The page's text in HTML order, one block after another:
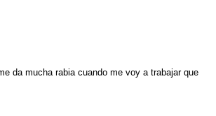
da mucha rabia cuando me voy a trabajar que